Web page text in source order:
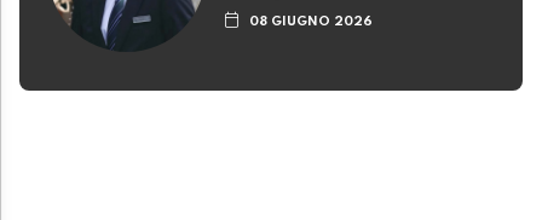
08 GIUGNO 2026